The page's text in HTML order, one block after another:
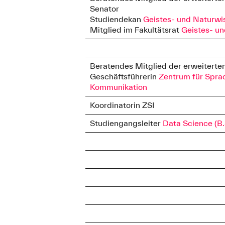
Telefon:
+49 821
Soziale.Arbeit@hs-
Anschrift
An der Hochschule 1
Raum B 1.01
86161 Augsburg
Senator
Studiendekan Geistes- und
Mitglied im Fakultätsrat Geistes-
Beratendes Mitglied der
Geschäftsführerin Zentrum für
Kommunikation
Koordinatorin ZSI
Studiengangsleiter Data Science